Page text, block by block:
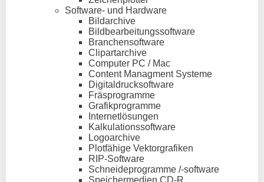
Software- und Hardware
Bildarchive
Bildbearbeitungssoftware
Branchensoftware
Clipartarchive
Computer PC / Mac
Content Managment Systeme
Digitaldrucksoftware
Fräsprogramme
Grafikprogramme
Internetlösungen
Kalkulationssoftware
Logoarchive
Plotfähige Vektorgrafiken
RIP-Software
Schneideprogramme /-software
Speichermedien CD-R